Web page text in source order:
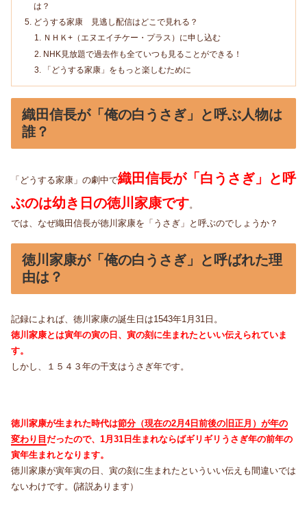
は？
どうする家康 見逃し配信はどこで見れる？
ＮＨＫ+（エヌエイチケー・プラス）に申し込む
NHK見放題で過去作も全ていつも見ることができる！
「どうする家康」をもっと楽しむために
織田信長が「俺の白うさぎ」と呼ぶ人物は
誰？
「どうする家康」の劇中で織田信長が「白うさぎ」と呼
ぶのは幼き日の徳川家康です。
では、なぜ織田信長が徳川家康を「うさぎ」と呼ぶのでしょうか？
徳川家康が「俺の白うさぎ」と呼ばれた理
由は？
記録によれば、徳川家康の誕生日は1543年1月31日。
徳川家康とは寅年の寅の日、寅の刻に生まれたといい伝えられていま
す。
しかし、１５４３年の干支はうさぎ年です。
徳川家康が生まれた時代は節分（現在の2月4日前後の旧正月）が年の
変わり目 だったので、1月31日生まれならばギリギリうさぎ年の前年の
寅年生まれとなります。
徳川家康が寅年寅の日、寅の刻に生まれたといういい伝えも間違いでは
ないわけです。(諸説あります）